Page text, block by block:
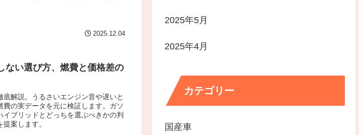
2025.12.04
い選び方、燃費と価格差の
解説。うるさいエンジン音や遅いと
の実データを元に検証します。ガソ
ブリッドとどっちを選ぶべきかの判
案します。
2025年5月
2025年4月
カテゴリー
国産車